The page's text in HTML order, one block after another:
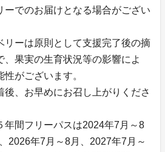
ーでのお届けとなる場合がござい
リーは原則として支援完了後の摘
、果実の生育状況等の影響によ
がございます。
後、お早めにお召し上がりくださ
年間フリーパスは2024年7月～8
2026年7月～8月、2027年7月～